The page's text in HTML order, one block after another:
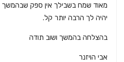
מאוד שמח בשבילך אין ספק שבהמשך
יהיה לך הרבה יותר קל.
בהצלחה בהמשך ושוב תודה
אבי הויזנר